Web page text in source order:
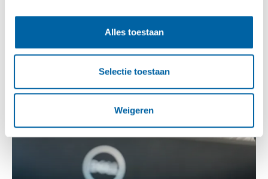
Alles toestaan
Selectie toestaan
Weigeren